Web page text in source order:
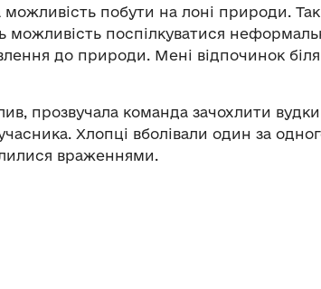
побути на лоні природи.
можливість поспілкуватися
до природи. Мені відпочинок
прозвучала команда зачохлити
Хлопці вболівали один за
враженнями.